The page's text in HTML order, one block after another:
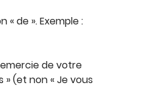
« de ». Exemple :
de votre
(et non « Je vous